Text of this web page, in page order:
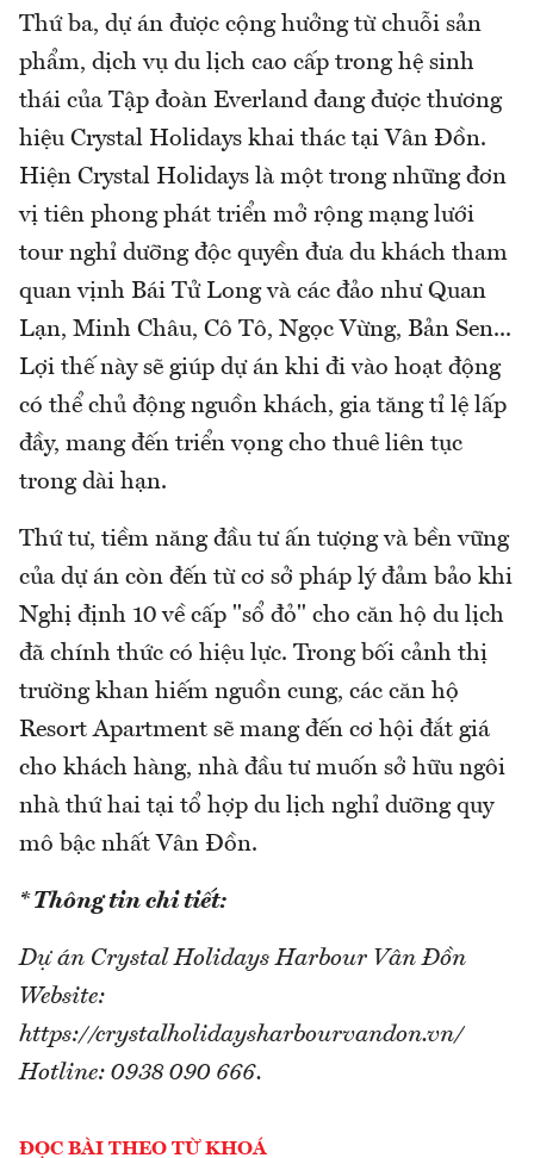
Thứ ba, dự án được cộng hưởng từ chuỗi sản
phẩm, dịch vụ du lịch cao cấp trong hệ sinh
thái của Tập đoàn Everland đang được thương
hiệu Crystal Holidays khai thác tại Vân Đồn.
Hiện Crystal Holidays là một trong những đơn
vị tiên phong phát triển mở rộng mạng lưới
tour nghỉ dưỡng độc quyền đưa du khách tham
quan vịnh Bái Tử Long và các đảo như Quan
Lạn, Minh Châu, Cô Tô, Ngọc Vừng, Bản Sen...
Lợi thế này sẽ giúp dự án khi đi vào hoạt động
có thể chủ động nguồn khách, gia tăng tỉ lệ lấp
đầy, mang đến triển vọng cho thuê liên tục
trong dài hạn.
Thứ tư, tiềm năng đầu tư ấn tượng và bền vững
của dự án còn đến từ cơ sở pháp lý đảm bảo khi
Nghị định 10 về cấp "sổ đỏ" cho căn hộ du lịch
đã chính thức có hiệu lực. Trong bối cảnh thị
trường khan hiếm nguồn cung, các căn hộ
Resort Apartment sẽ mang đến cơ hội đắt giá
cho khách hàng, nhà đầu tư muốn sở hữu ngôi
nhà thứ hai tại tổ hợp du lịch nghỉ dưỡng quy
mô bậc nhất Vân Đồn.
* Thông tin chi tiết:
Dự án Crystal Holidays Harbour Vân Đồn
Website:
https://crystalholidaysharbourvandon.vn/
Hotline: 0938 090 666.
ĐỌC BÀI THEO TỪ KHOÁ